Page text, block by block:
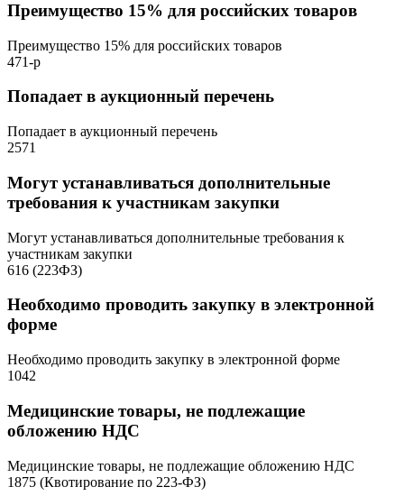
Преимущество 15% для российских товаров
Преимущество 15% для российских товаров
471-р
Попадает в аукционный перечень
Попадает в аукционный перечень
2571
Могут устанавливаться дополнительные
требования к участникам закупки
Могут устанавливаться дополнительные требования к
участникам закупки
616 (223ФЗ)
Необходимо проводить закупку в электронной
форме
Необходимо проводить закупку в электронной форме
1042
Медицинские товары, не подлежащие
обложению НДС
Медицинские товары, не подлежащие обложению НДС
1875 (Квотирование по 223-ФЗ)